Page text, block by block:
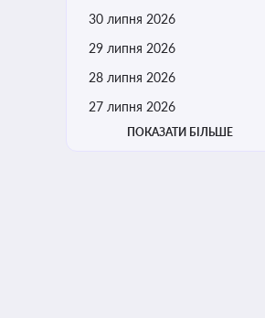
30 липня 2026
29 липня 2026
28 липня 2026
27 липня 2026
ПОКАЗАТИ БІЛЬШЕ